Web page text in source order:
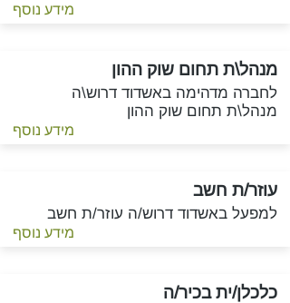
מידע נוסף
מנהל\ת תחום שוק ההון
לחברה מדהימה באשדוד דרוש\ה
מנהל\ת תחום שוק ההון
מידע נוסף
עוזר/ת חשב
למפעל באשדוד דרוש/ה עוזר/ת חשב
מידע נוסף
כלכלן/ית בכיר/ה